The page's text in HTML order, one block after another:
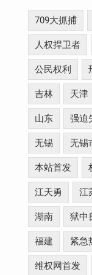
709大抓捕
人权捍卫者
公民权利
吉林 天津
山东 强迫
无锡 无锡
本站首发
江天勇 江
湖南 狱中
福建 紧急
维权网首发